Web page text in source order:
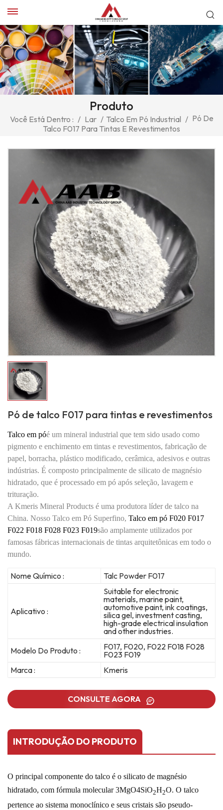
Produto
Você Está Dentro : / Lar / Talco Em Pó Industrial / Pó De
Talco F017 Para Tintas E Revestimentos
Pó de talco F017 para tintas e revestimentos
Talco em póé um mineral industrial que tem sido usado como
pigmento e enchimento em tintas e revestimentos, fabricação de
papel, borracha, plástico modificado, cerâmica, adesivos e outras
indústrias. É composto principalmente de silicato de magnésio
hidratado, que é processado em pó após seleção, lavagem e
trituração.
A Kmeris Mineral Products é uma produtora líder de talco na
China. Nosso Talco em Pó Superfino, Talco em pó F020 F017
F022 F018 F028 F023 F019são amplamente utilizados por
famosas fábricas internacionais de tintas arquitetônicas em todo o
mundo.
Nome Químico : Talc Powder F017
Aplicativo :
Suitable for electronic
materials, marine paint,
automotive paint, ink coatings,
silica gel, investment casting,
high-grade electrical insulation
and other industries.
Modelo Do Produto :
F017, F020, F022 F018 F028
F023 F019
Marca :
Kmeris
CONSULTE AGORA
INTRODUÇÃO DO PRODUTO
O principal componente do talco é o silicato de magnésio
hidratado, com fórmula molecular 3MgO4SiO2H2O. O talco
pertence ao sistema monoclínico e seus cristais são pseudo-